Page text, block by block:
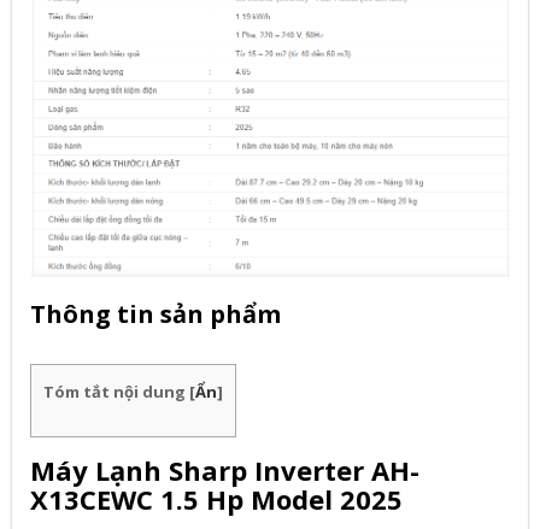
Thông tin sản phẩm
Tóm tắt nội dung [Ẩn]
Máy Lạnh Sharp Inverter AH-
X13CEWC 1.5 Hp Model 2025